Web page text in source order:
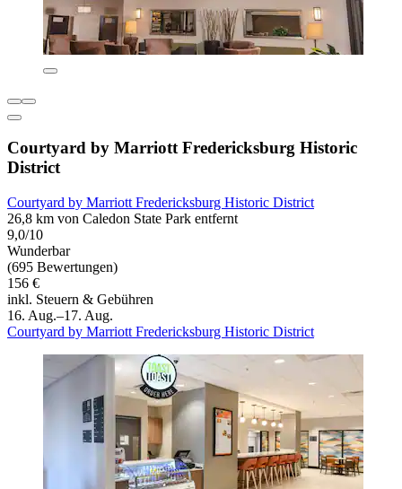
Courtyard by Marriott Fredericksburg Historic
District
Courtyard by Marriott Fredericksburg Historic District
26,8 km von Caledon State Park entfernt
9,0/10
Wunderbar
(695 Bewertungen)
156 €
inkl. Steuern & Gebühren
16. Aug.–17. Aug.
Courtyard by Marriott Fredericksburg Historic District